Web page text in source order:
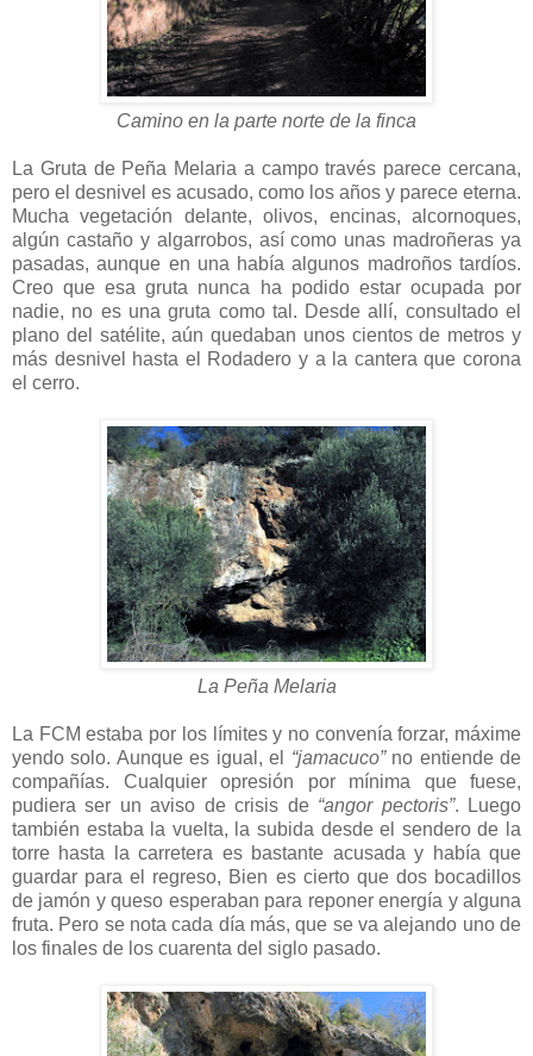
Camino en la parte norte de la finca
La Gruta de Peña Melaria a campo través parece cercana,
pero el desnivel es acusado, como los años y parece eterna.
Mucha vegetación delante, olivos, encinas, alcornoques,
algún castaño y algarrobos, así como unas madroñeras ya
pasadas, aunque en una había algunos madroños tardíos.
Creo que esa gruta nunca ha podido estar ocupada por
nadie, no es una gruta como tal. Desde allí, consultado el
plano del satélite, aún quedaban unos cientos de metros y
más desnivel hasta el Rodadero y a la cantera que corona
el cerro.
La Peña Melaria
La FCM estaba por los límites y no convenía forzar, máxime
yendo solo. Aunque es igual, el “jamacuco”no entiende de
compañías. Cualquier opresión por mínima que fuese,
pudiera ser un aviso de crisis de “angor pectoris”. Luego
también estaba la vuelta, la subida desde el sendero de la
torre hasta la carretera es bastante acusada y había que
guardar para el regreso, Bien es cierto que dos bocadillos
de jamón y queso esperaban para reponer energía y alguna
fruta. Pero se nota cada día más, que se va alejando uno de
los finales de los cuarenta del siglo pasado.